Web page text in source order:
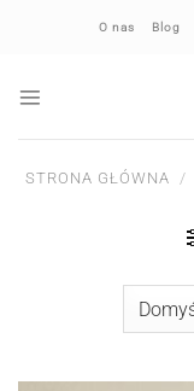
O nas Blog
STRONA GŁÓWNA /